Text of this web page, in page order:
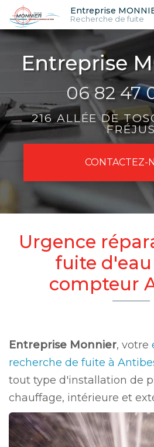
Aller
au
contenu
principal
Entreprise
Recherche de fuite
06 82 47
216 ALLÉE DE
FRÉJUS
CONTACTEZ-
Urgence
fuite
compteur
Entreprise Monnier, votre
recherche de fuite à
tout type d'installation de
chauffage, intérieure et